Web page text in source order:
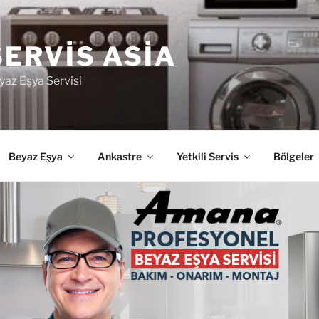
ASIA
Eşya Servisi
Beyaz Eşya Ankastre Yetkili Servis Bölgeler